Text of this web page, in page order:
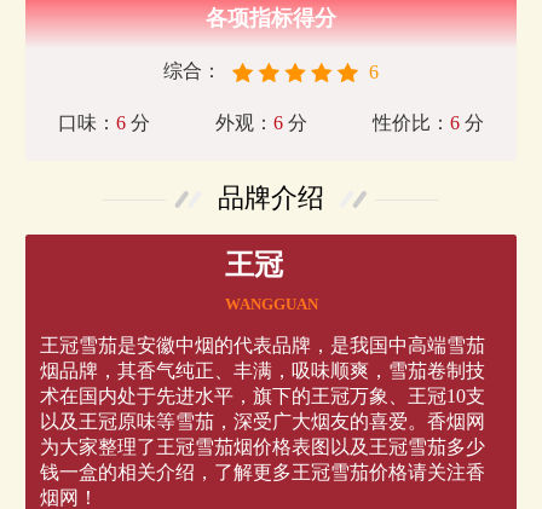
各项指标得分
综合： 6
口味： 6分 外观： 6 分 性价比：6 分
品牌介绍
王冠
WANGGUAN
王冠雪茄是安徽中烟的代表品牌，是我国中高端雪茄
烟品牌，其香气纯正、丰满，吸味顺爽，雪茄卷制技
术在国内处于先进水平，旗下的王冠万象、王冠10支
以及王冠原味等雪茄，深受广大烟友的喜爱。香烟网
为大家整理了王冠雪茄烟价格表图以及王冠雪茄多少
钱一盒的相关介绍，了解更多王冠雪茄价格请关注香
烟网！